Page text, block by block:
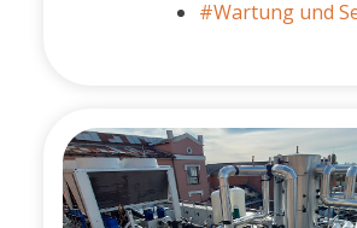
#Wartung und